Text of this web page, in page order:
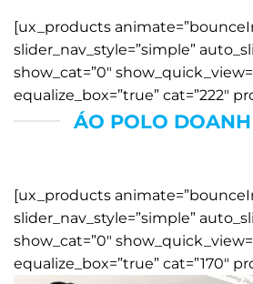
[ux_products
slider_nav_style=”simple”
show_cat=”0″
equalize_box=”true” cat=”222″
ÁO POLO
[ux_products
slider_nav_style=”simple”
show_cat=”0″
equalize_box=”true” cat=”170″